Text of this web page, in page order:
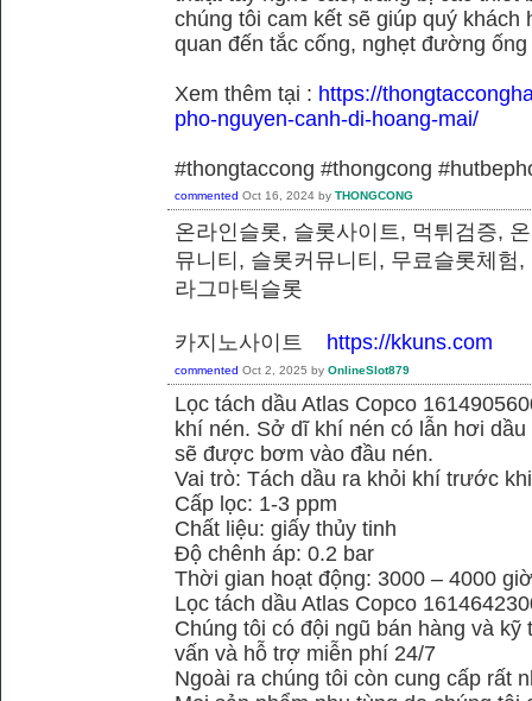
chúng tôi cam kết sẽ giúp quý
quan đến tắc cống, nghẹt đường
Xem thêm tại : https://
pho-nguyen-canh-di-hoang-mai/
#thongtaccong #thongcong
commented Oct 16, 2024 by THONGCONG
온라인슬롯, 슬롯사이트, 먹튀검증,
뮤니티, 슬롯커뮤니티, 무료슬롯체험
라그마틱슬롯
카지노사이트 https://kkuns.com
commented Oct 2, 2025 by OnlineSlot879
Lọc tách dầu Atlas Copco
khí nén. Sở dĩ khí nén có lẫn hơi
sẽ được bơm vào đầu nén.
Vai trò: Tách dầu ra khỏi khí trước
Cấp lọc: 1-3 ppm
Chất liệu: giấy thủy tinh
Độ chênh áp: 0.2 bar
Thời gian hoạt động: 3000 – 4000 giờ
Lọc tách dầu Atlas Copco
Chúng tôi có đội ngũ bán hàng và
vấn và hỗ trợ miễn phí 24/7
Ngoài ra chúng tôi còn cung cấp rất